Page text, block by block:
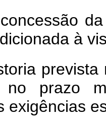
da
à
prevista
no prazo
exigências